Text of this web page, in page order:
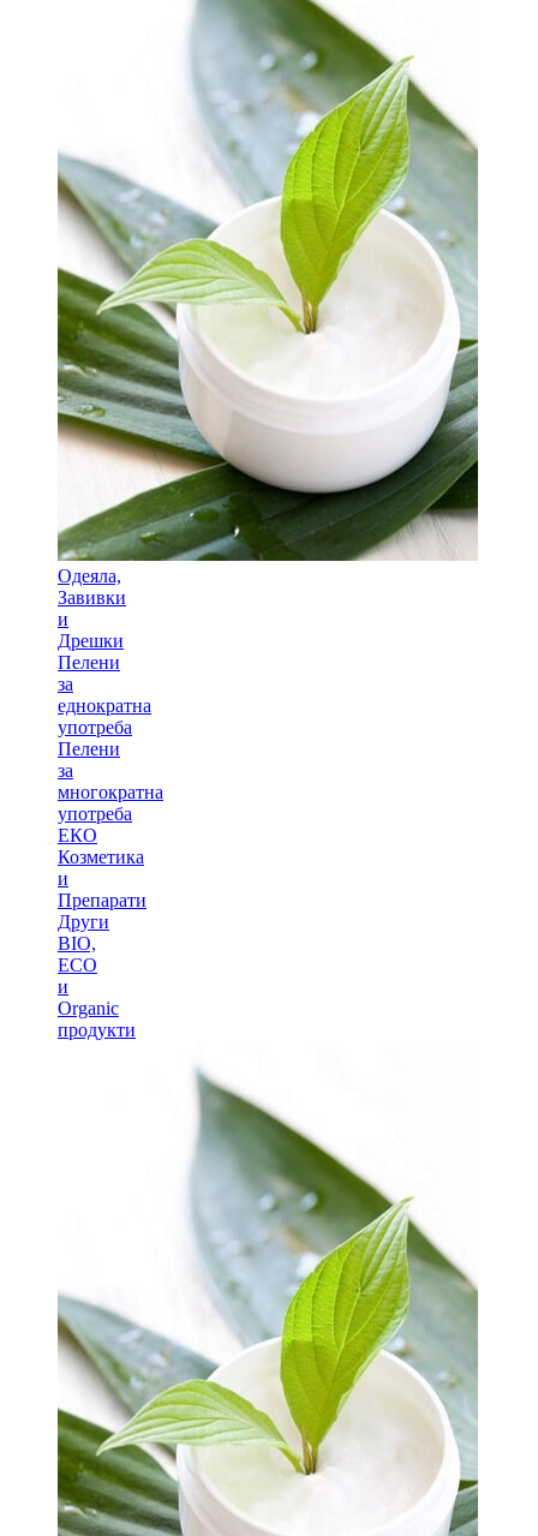
Одеяла,
Завивки
и
Дрешки
Пелени
за
еднократна
употреба
Пелени
за
многократна
употреба
ЕКО
Козметика
и
Препарати
Други
BIO,
ECO
и
Оrganic
продукти